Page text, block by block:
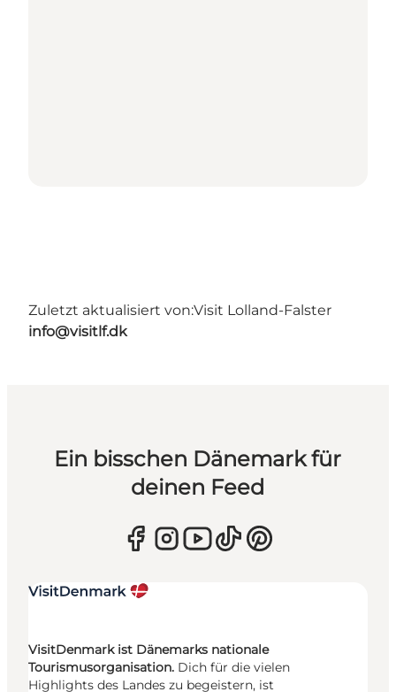
Zuletzt aktualisiert von:Visit Lolland-Falster
info@visitlf.dk
Ein bisschen Dänemark für
deinen Feed
VisitDenmark ist Dänemarks nationale
Tourismusorganisation. Dich für die vielen
Highlights des Landes zu begeistern, ist